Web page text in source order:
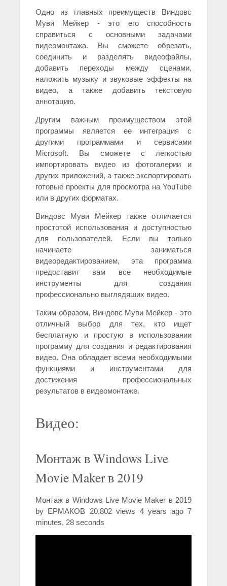
Одно из главных преимуществ Виндовс
Муви Мейкер - это его способность
справиться с основными задачами
видеомонтажа. Вы сможете обрезать,
соединить и разделять видеофайлы,
добавить переходы между сценами,
наложить музыку и звуковые эффекты на
видео, а также добавить текстовую
аннотацию.
Другим важным преимуществом этой
программы является ее интеграция с
другими программами и сервисами
Microsoft. Вы сможете с легкостью
импортировать видео из фотогалерии и
других приложений, а также экспортировать
готовые проекты для просмотра на YouTube
или в других форматах.
Виндовс Муви Мейкер также отличается
простотой использования и доступностью
для пользователей. Если вы только
начинаете заниматься
видеоредактированием, эта программа
предоставит вам все необходимые
инструменты для создания
профессионально выглядящих видео.
Таким образом, Виндовс Муви Мейкер - это
отличный выбор для тех, кто ищет
бесплатную и простую в использовании
программу для создания и редактирования
видео. Она обладает всеми необходимыми
функциями и инструментами для
достижения профессиональных
результатов в видеомонтаже.
Видео:
Монтаж в Windows Live
Movie Maker в 2019
Монтаж в Windows Live Movie Maker в 2019
by ЕРМАКОВ 20,802 views 4 years ago 7
minutes, 28 seconds